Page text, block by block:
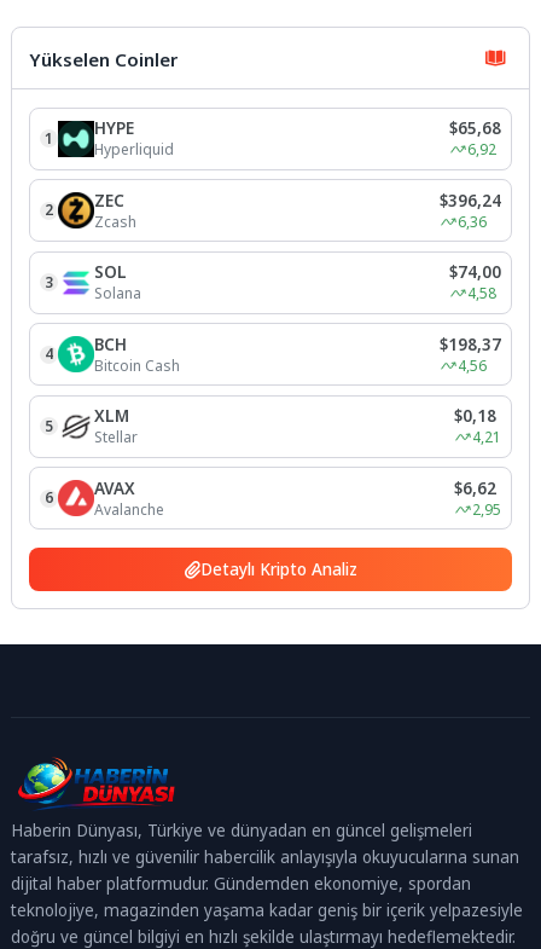
hem eğlenceli hem de...
Yükselen Coinler
1 HYPE
Hyperliquid
$65,68
6,92
2 ZEC
Zcash
$396,24
6,36
3 SOL
Solana
$74,00
4,58
4 BCH
Bitcoin Cash
$198,37
4,56
5 XLM
Stellar
$0,18
4,21
6 AVAX
Avalanche
$6,62
2,95
Detaylı Kripto Analiz
Haberin Dünyası, Türkiye ve dünyadan en güncel gelişmeleri
tarafsız, hızlı ve güvenilir habercilik anlayışıyla okuyucularına sunan
dijital haber platformudur. Gündemden ekonomiye, spordan
teknolojiye, magazinden yaşama kadar geniş bir içerik yelpazesiyle
doğru ve güncel bilgiyi en hızlı şekilde ulaştırmayı hedeflemektedir.